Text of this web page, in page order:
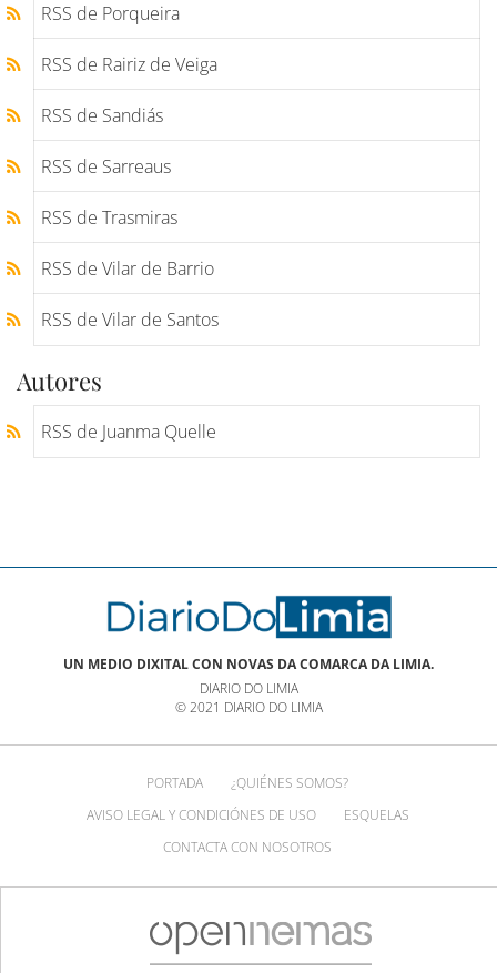
RSS de Porqueira
RSS de Rairiz de Veiga
RSS de Sandiás
RSS de Sarreaus
RSS de Trasmiras
RSS de Vilar de Barrio
RSS de Vilar de Santos
Autores
RSS de Juanma Quelle
UN MEDIO DIXITAL CON NOVAS DA COMARCA DA LIMIA.
DIARIO DO LIMIA
© 2021 DIARIO DO LIMIA
PORTADA
¿QUIÉNES SOMOS?
AVISO LEGAL Y CONDICIÓNES DE USO
ESQUELAS
CONTACTA CON NOSOTROS